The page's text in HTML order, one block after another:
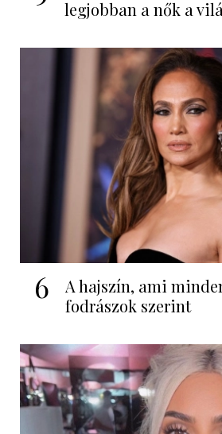
legjobban a nők a
6
A hajszín, ami
fodrászok szerint